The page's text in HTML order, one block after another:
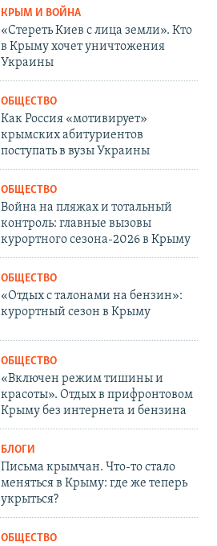
КРЫМ И ВОЙНА
«Стереть Киев с лица земли». Кто
в Крыму хочет уничтожения
Украины
ОБЩЕСТВО
Как Россия «мотивирует»
крымских абитуриентов
поступать в вузы Украины
ОБЩЕСТВО
Война на пляжах и тотальный
контроль: главные вызовы
курортного сезона-2026 в Крыму
ОБЩЕСТВО
«Отдых с талонами на бензин»:
курортный сезон в Крыму
ОБЩЕСТВО
«Включен режим тишины и
красоты». Отдых в прифронтовом
Крыму без интернета и бензина
БЛОГИ
Письма крымчан. Что-то стало
меняться в Крыму: где же теперь
укрыться?
ОБЩЕСТВО